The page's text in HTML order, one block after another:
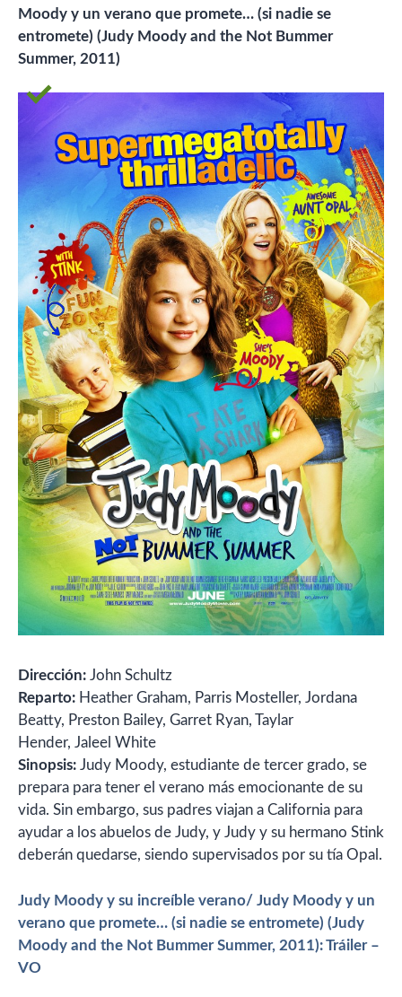
Moody y un verano que promete… (si nadie se
entromete) (Judy Moody and the Not Bummer
Summer, 2011)
Dirección: John Schultz
Reparto: Heather Graham, Parris Mosteller, Jordana
Beatty, Preston Bailey, Garret Ryan, Taylar
Hender, Jaleel White
Sinopsis: Judy Moody, estudiante de tercer grado, se
prepara para tener el verano más emocionante de su
vida. Sin embargo, sus padres viajan a California para
ayudar a los abuelos de Judy, y Judy y su hermano Stink
deberán quedarse, siendo supervisados ​​por su tía Opal.
Judy Moody y su increíble verano/ Judy Moody y un
verano que promete… (si nadie se entromete) (Judy
Moody and the Not Bummer Summer, 2011): Tráiler –
VO